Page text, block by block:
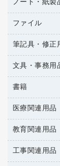
トイレ用
ティッシ
ダストボ
タオル・
スリッパ
スポーツ
ゴミ袋
キッチン
シュレッ
ＯＨＰ用品
デスクラ
アルバム
懐中電灯
その他電
キッチン
ＯＡタッ
電卓
ラベルテ
その他電
ノート・紙製
封筒
粘着メモ
伝票
典礼用品
帳簿
額縁
各種用紙
ルーズリ
ファイル
名刺整理
板目表紙
背幅が伸
統一伝票
収納保存
レターフ
リングフ
筆記具・修正
万年筆
筆ペン
消しゴム
修正液・
修正テープ
鉛筆
文具・事務用
輪ゴム
両面テープ
名札
保管・整
壁面／足
書籍
雑誌
パソコン
医療関連用品
保健用品
使い捨て
感染症対
教育関連用品
教育関連
工事関連用品